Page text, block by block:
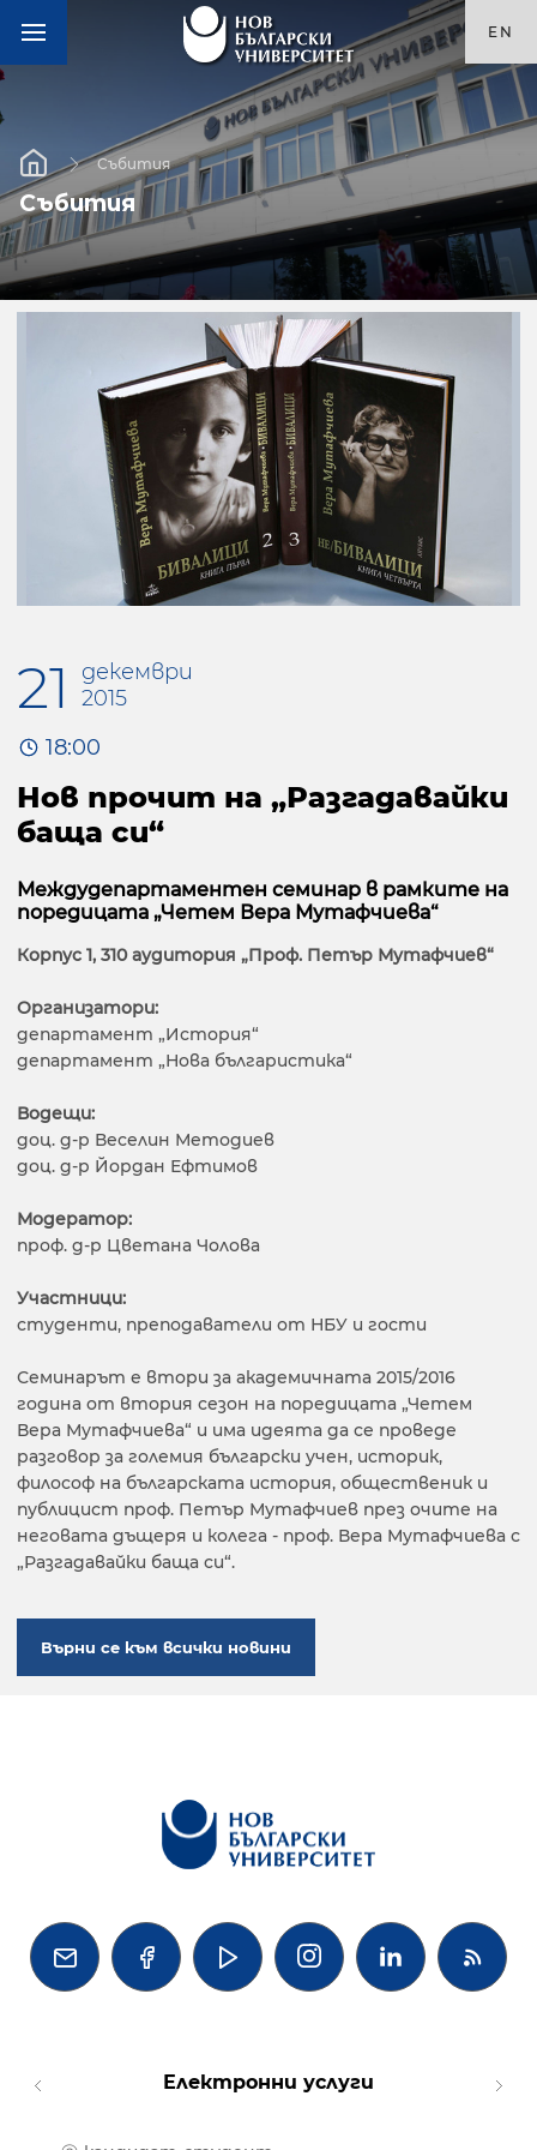
EN
Събития
Събития
21
декември
2015
18:00
Нов прочит на „Разгадавайки
баща си“
Междудепартаментен семинар в рамките на
поредицата „Четем Вера Мутафчиева“
Корпус 1, 310 аудитория „Проф. Петър Мутафчиев“
Организатори:
департамент „История“
департамент „Нова българистика“
Водещи:
доц. д-р Веселин Методиев
доц. д-р Йордан Ефтимов
Модератор:
проф. д-р Цветана Чолова
Участници:
студенти, преподаватели от НБУ и гости
Семинарът е втори за академичната 2015/2016
година от втория сезон на поредицата „Четем
Вера Мутафчиева“ и има идеята да се проведе
разговор за големия български учен, историк,
философ на българската история, общественик и
публицист проф. Петър Мутафчиев през очите на
неговата дъщеря и колега - проф. Вера Мутафчиева с
„Разгадавайки баща си“.
Върни се към всички новини
   
Електронни услуги